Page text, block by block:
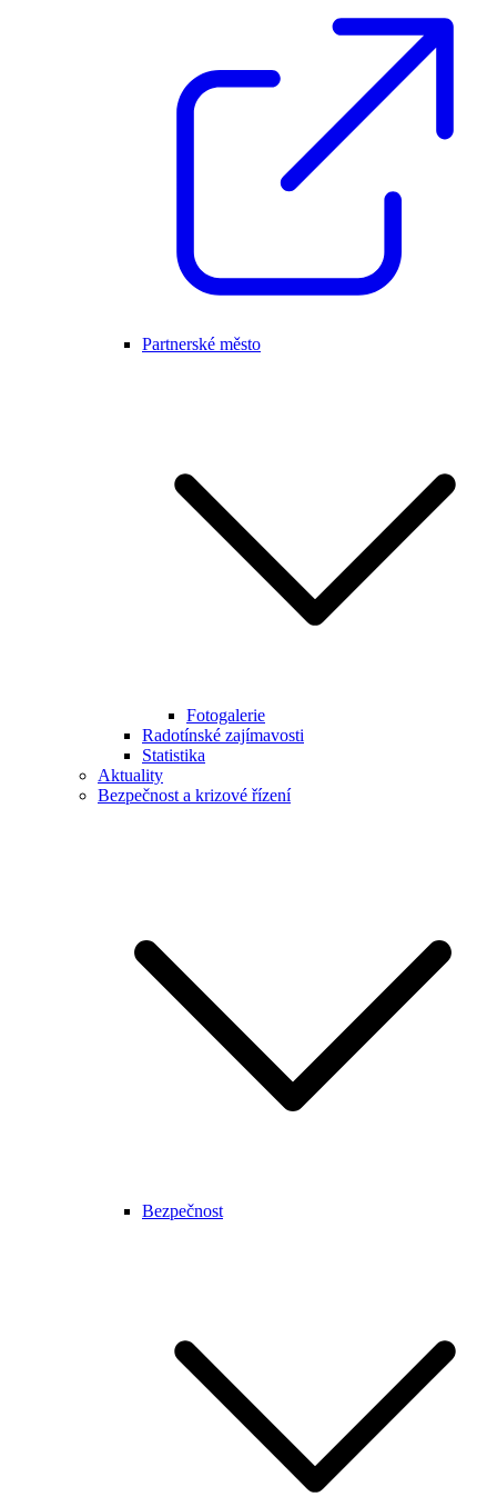
Partnerské město
Fotogalerie
Radotínské zajímavosti
Statistika
Aktuality
Bezpečnost a krizové řízení
Bezpečnost